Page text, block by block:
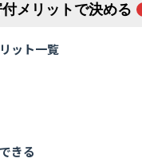
メリットで決める
ット一覧
きる